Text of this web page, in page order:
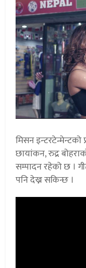
मिसन इन्टरटेन्मेन्टको
छायांकन, रुद्र
सम्पादन रहेको छ ।
पनि देख्न सकिन्छ ।